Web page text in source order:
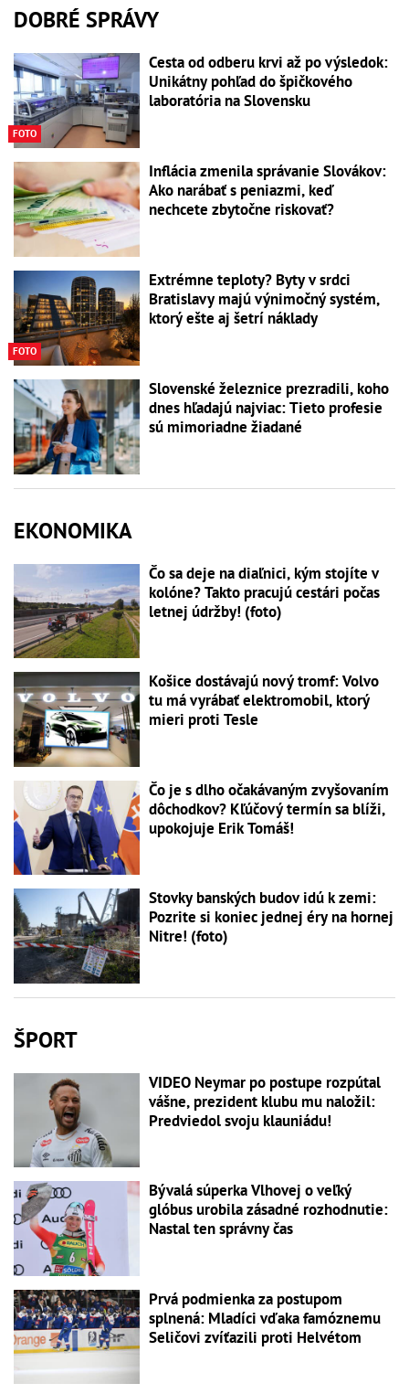
DOBRÉ SPRÁVY
FOTO
Cesta od odberu krvi až po výsledok:
Unikátny pohľad do špičkového
laboratória na Slovensku
Inflácia zmenila správanie Slovákov:
Ako narábať s peniazmi, keď
nechcete zbytočne riskovať?
FOTO
Extrémne teploty? Byty v srdci
Bratislavy majú výnimočný systém,
ktorý ešte aj šetrí náklady
Slovenské železnice prezradili, koho
dnes hľadajú najviac: Tieto profesie
sú mimoriadne žiadané
EKONOMIKA
Čo sa deje na diaľnici, kým stojíte v
kolóne? Takto pracujú cestári počas
letnej údržby! (foto)
Košice dostávajú nový tromf: Volvo
tu má vyrábať elektromobil, ktorý
mieri proti Tesle
Čo je s dlho očakávaným zvyšovaním
dôchodkov? Kľúčový termín sa blíži,
upokojuje Erik Tomáš!
Stovky banských budov idú k zemi:
Pozrite si koniec jednej éry na hornej
Nitre! (foto)
ŠPORT
VIDEO Neymar po postupe rozpútal
vášne, prezident klubu mu naložil:
Predviedol svoju klauniádu!
Bývalá súperka Vlhovej o veľký
glóbus urobila zásadné rozhodnutie:
Nastal ten správny čas
Prvá podmienka za postupom
splnená: Mladíci vďaka famóznemu
Seličovi zvíťazili proti Helvétom